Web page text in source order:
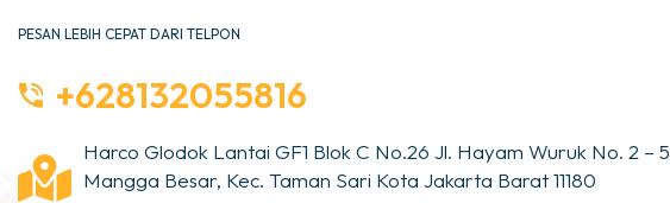
PESAN LEBIH CEPAT DARI TELPON
+628132055816
Harco Glodok Lantai GF1 Blok C No.26 Jl. Hayam Wuruk No. 2 – 5
Mangga Besar, Kec. Taman Sari Kota Jakarta Barat 11180